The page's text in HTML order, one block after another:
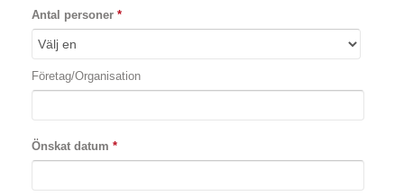
Antal personer *
Företag/Organisation
Önskat datum *